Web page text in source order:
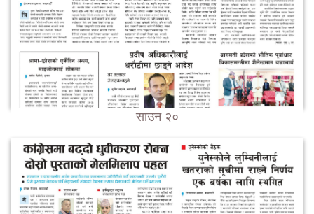
साउन २०